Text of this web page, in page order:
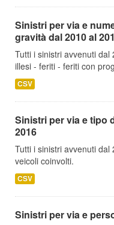
Sinistri per via e
gravità dal 2010 al
Tutti i sinistri avvenuti
illesi - feriti - feriti con
CSV
Sinistri per via e tipo
2016
Tutti i sinistri avvenuti
veicoli coinvolti.
CSV
Sinistri per via e